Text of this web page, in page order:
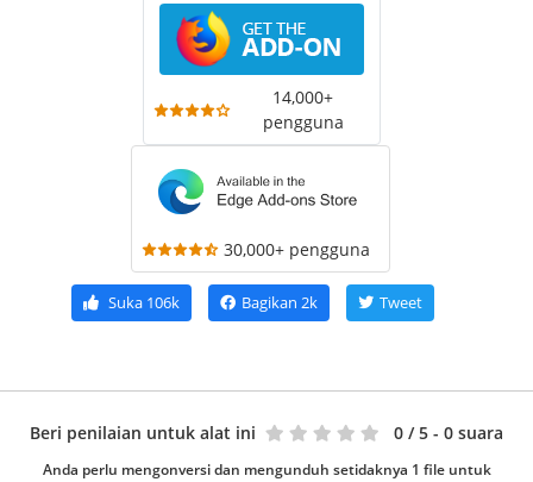
14,000+
pengguna
30,000+ pengguna
Suka106k Bagikan 2k Tweet
Beri penilaian untuk alat ini 0 / 5 - 0 suara
Anda perlu mengonversi dan mengunduh setidaknya 1 file untuk